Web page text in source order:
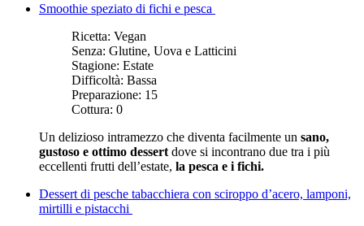
Smoothie speziato di fichi e pesca
Ricetta: Vegan
Senza: Glutine, Uova e Latticini
Stagione: Estate
Difficoltà: Bassa
Preparazione: 15
Cottura: 0
Un delizioso intramezzo che diventa facilmente un sano,
gustoso e ottimo dessert dove si incontrano due tra i più
eccellenti frutti dell’estate, la pesca e i fichi.
Dessert di pesche tabacchiera con sciroppo d’acero, lamponi,
mirtilli e pistacchi